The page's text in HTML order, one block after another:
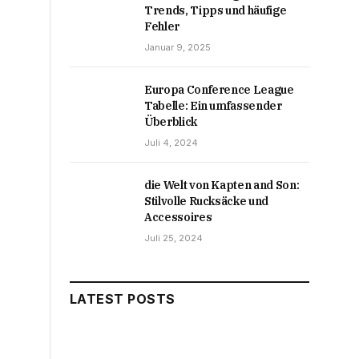
Trends, Tipps und häufige
Fehler
Januar 9, 2025
Europa Conference League
Tabelle: Ein umfassender
Überblick
Juli 4, 2024
die Welt von Kapten and Son:
Stilvolle Rucksäcke und
Accessoires
Juli 25, 2024
LATEST POSTS